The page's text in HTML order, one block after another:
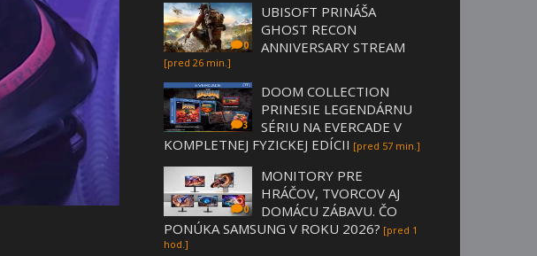
0
UBISOFT PRINÁŠA
GHOST RECON
ANNIVERSARY STREAM
[pred 26 min.]
3
DOOM COLLECTION
PRINESIE LEGENDÁRNU
SÉRIU NA EVERCADE V
KOMPLETNEJ FYZICKEJ EDÍCII [pred 57 min.]
0
MONITORY PRE
HRÁČOV, TVORCOV AJ
DOMÁCU ZÁBAVU. ČO
PONÚKA SAMSUNG V ROKU 2026? [pred 1
hod.]